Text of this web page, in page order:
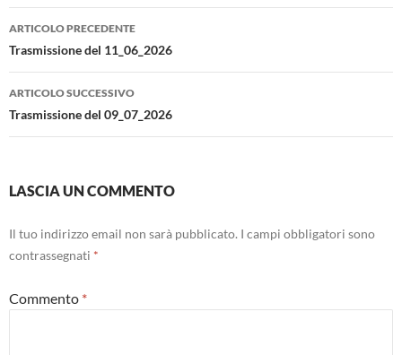
Navigazione
articolo
ARTICOLO PRECEDENTE
Trasmissione del 11_06_2026
ARTICOLO SUCCESSIVO
Trasmissione del 09_07_2026
LASCIA UN COMMENTO
Il tuo indirizzo email non sarà pubblicato. I campi obbligatori sono
contrassegnati *
Commento *